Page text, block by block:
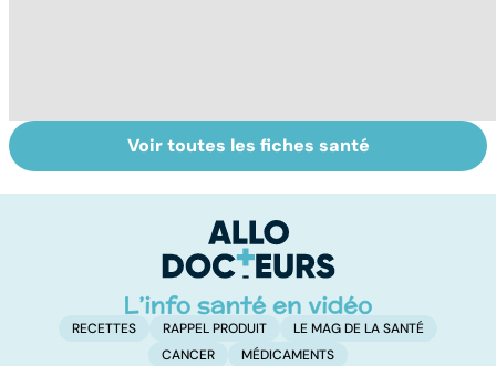
Narcolepsie : des
crises de
Troubles
bipolaires : de
dépression
Voir toutes les fiches santé
RECETTES RAPPEL PRODUIT
LE MAG DE LA SANTÉ
CANCER
MÉDICAMENTS